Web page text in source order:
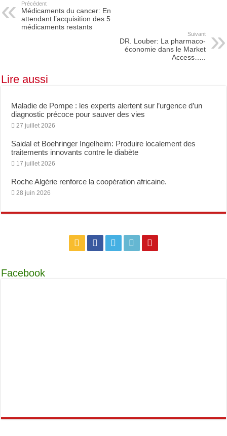
Précédent
Médicaments du cancer: En
attendant l’acquisition des 5
médicaments restants
Suivant
DR. Louber: La pharmaco-
économie dans le Market
Access…..
Lire aussi
Maladie de Pompe : les experts alertent sur l’urgence d’un
diagnostic précoce pour sauver des vies
27 juillet 2026
Saidal et Boehringer Ingelheim: Produire localement des
traitements innovants contre le diabète
17 juillet 2026
Roche Algérie renforce la coopération africaine.
28 juin 2026
Facebook